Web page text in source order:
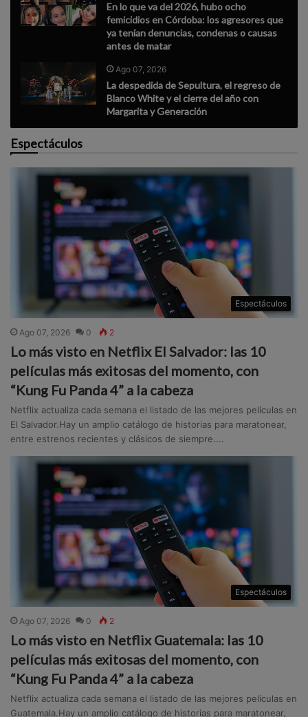
En lo que va del 2026, hubo ocho
femicidios en Córdoba: los agresores que
ya tenían denuncias, condenas o causas
antes de matar
Ago 07, 2026
La despedida de Sepultura, el regreso de
Blanco White y el cierre del año con
Margarita y Generación
Espectáculos
Espectáculos
Ago 07, 2026 0 2
Lo más visto en Netflix El Salvador: las 10
películas más exitosas del momento, con
“Kung Fu Panda 4” a la cabeza
Netflix actualiza cada semana el listado de las mejores películas en
El Salvador.Hay un amplio catálogo de historias para maratonear,
entre estrenos recientes y clásicos de siempre....
Espectáculos
Ago 07, 2026 0 2
Lo más visto en Netflix Guatemala: las 10
películas más exitosas del momento, con
“Kung Fu Panda 4” a la cabeza
Netflix actualiza cada semana el listado de las mejores películas en
Guatemala.Hay un amplio catálogo de historias para maratonear,